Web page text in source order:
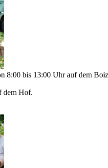
8:00 bis 13:00 Uhr auf dem
dem Hof.